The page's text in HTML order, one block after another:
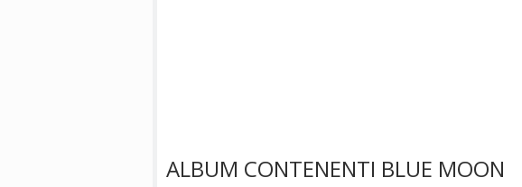
ALBUM CONTENENTI BLUE MOON